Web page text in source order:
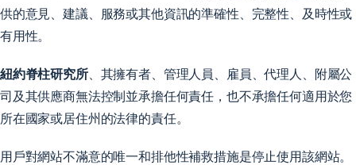
供的意見、建議、服務或其他資訊的準確性、完整性、及時性或
有用性。
紐約脊柱研究所、其擁有者、管理人員、雇員、代理人、附屬公
司及其供應商無法控制並承擔任何責任，也不承擔任何適用於您
所在國家或居住州的法律的責任。
用戶對網站不滿意的唯一和排他性補救措施是停止使用該網站。